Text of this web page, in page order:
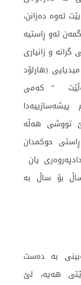
ئه‌وه‌ ده‌زانن،
ئه‌و ڕاستیه‌
و زانیاری
(هارلۆد
” كه‌می
تووشی هه‌ڵه‌
حوكمدان
یان
بۆ ساڵ به‌
به‌ ده‌ست
هه‌یه،‌‌ لێ